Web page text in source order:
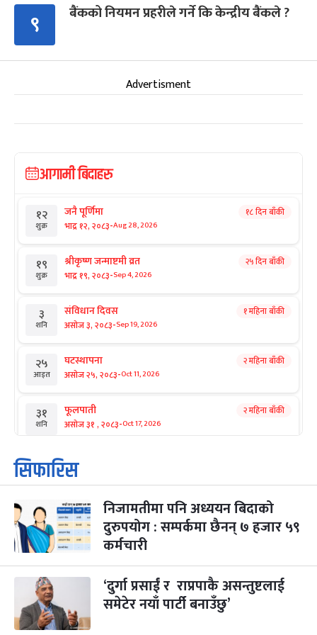
९ बैंकको नियमन प्रहरीले गर्ने कि केन्द्रीय बैंकले ?
Advertisment
आगामी बिदाहरु
१२
शुक्र
जनै पूर्णिमा
भाद्र १२, २०८३-Aug 28, 2026
१८ दिन बाँकी
१९
शुक्र
श्रीकृष्ण जन्माष्टमी व्रत
भाद्र १९, २०८३-Sep 4, 2026
२५ दिन बाँकी
३
शनि
संविधान दिवस
असोज ३, २०८३-Sep 19, 2026
१ महिना बाँकी
२५
आइत
घटस्थापना
असोज २५, २०८३-Oct 11, 2026
२ महिना बाँकी
३१
शनि
फूलपाती
असोज ३१ , २०८३-Oct 17, 2026
२ महिना बाँकी
१
आइत
कार्तिक सङ्क्रान्ति
कार्तिक १, २०८३
३
मंगल
महानवमी
कार्तिक ३, २०८३-Oct 20, 2026
२ महिना बाँकी
४
५
बिहि
पापा‌ङ्कुशा एकादशी व्रत
कार्तिक ५, २०८३
सिफारिस
निजामतीमा पनि अध्ययन बिदाको
दुरुपयोग : सम्पर्कमा छैनन् ७ हजार ५९
कर्मचारी
‘दुर्गा प्रसाईं र राप्रपाकै असन्तुष्टलाई
समेटेर नयाँ पार्टी बनाउँछु’